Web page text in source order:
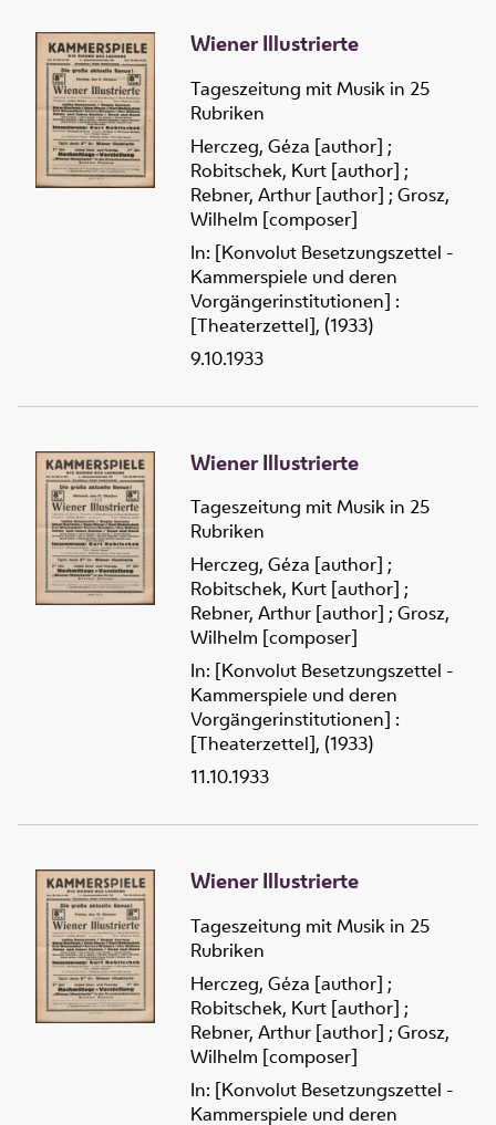
Wiener Illustrierte
Tageszeitung mit Musik in 25
Rubriken
Herczeg, Géza [author] ;
Robitschek, Kurt [author] ;
Rebner, Arthur [author] ; Grosz,
Wilhelm [composer]
In: [Konvolut Besetzungszettel -
Kammerspiele und deren
Vorgängerinstitutionen] :
[Theaterzettel], (1933)
9.10.1933
Wiener Illustrierte
Tageszeitung mit Musik in 25
Rubriken
Herczeg, Géza [author] ;
Robitschek, Kurt [author] ;
Rebner, Arthur [author] ; Grosz,
Wilhelm [composer]
In: [Konvolut Besetzungszettel -
Kammerspiele und deren
Vorgängerinstitutionen] :
[Theaterzettel], (1933)
11.10.1933
Wiener Illustrierte
Tageszeitung mit Musik in 25
Rubriken
Herczeg, Géza [author] ;
Robitschek, Kurt [author] ;
Rebner, Arthur [author] ; Grosz,
Wilhelm [composer]
In: [Konvolut Besetzungszettel -
Kammerspiele und deren